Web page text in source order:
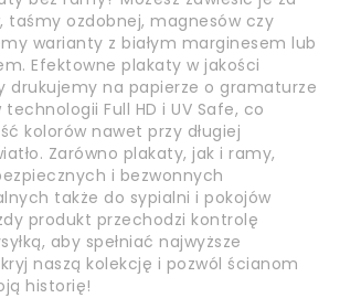
taśmy ozdobnej, magnesów czy
warianty z białym marginesem lub
Efektowne plakaty w jakości
drukujemy na papierze o gramaturze
Full HD i UV Safe, co
kolorów nawet przy długiej
Zarówno plakaty, jak i ramy,
i bezwonnych
także do sypialni i pokojów
produkt przechodzi kontrolę
aby spełniać najwyższe
naszą kolekcję i pozwól ścianom
historię!